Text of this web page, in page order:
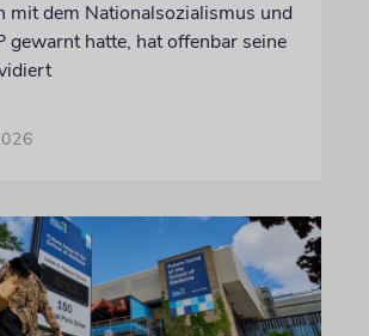
mit dem Nationalsozialismus und
gewarnt hatte, hat offenbar seine